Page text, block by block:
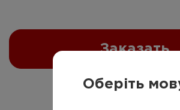
Заказать
Оберіть
Українська